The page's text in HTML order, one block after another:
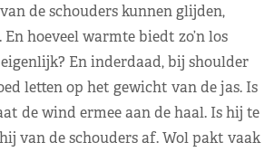
de schouders kunnen glijden,
hoeveel warmte biedt zo’n los
En inderdaad, bij shoulder
letten op het gewicht van de jas. Is
de wind ermee aan de haal. Is hij te
van de schouders af. Wol pakt vaak